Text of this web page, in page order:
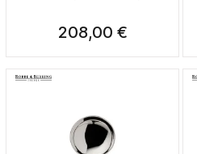
208,00 €